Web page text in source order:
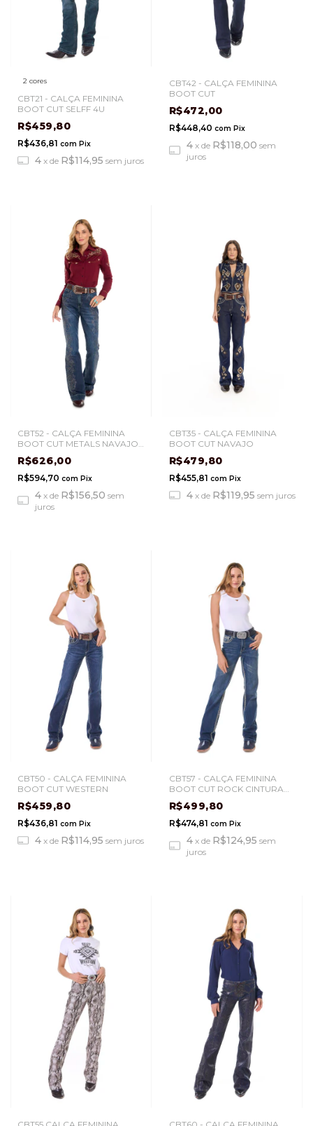
2 cores
CBT21 - CALÇA FEMININA
BOOT CUT SELFF 4U
R$459,80
R$436,81 com Pix
4 x de R$114,95 sem juros
CBT42 - CALÇA FEMININA
BOOT CUT
R$472,00
R$448,40 com Pix
4 x de R$118,00 sem
juros
CBT52 - CALÇA FEMININA
BOOT CUT METALS NAVAJO
R$626,00
R$594,70 com Pix
4 x de R$156,50 sem
juros
CBT35 - CALÇA FEMININA
BOOT CUT NAVAJO
R$479,80
R$455,81 com Pix
4 x de R$119,95 sem juros
CBT50 - CALÇA FEMININA
BOOT CUT WESTERN
R$459,80
R$436,81 com Pix
4 x de R$114,95 sem juros
CBT57 - CALÇA FEMININA
BOOT CUT ROCK CINTURA
ALTA
R$499,80
R$474,81 com Pix
4 x de R$124,95 sem
juros
CBT55 CALÇA FEMININA CBT60 - CALÇA FEMININA